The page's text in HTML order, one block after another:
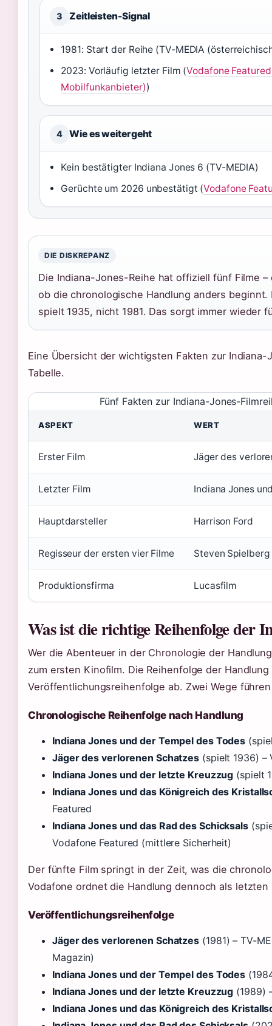
3 Zeitleisten-Signal
1981: Start der Reihe (TV-MEDIA
2023: Vorläufig letzter Film (Vodafone
Mobilfunkanbieter))
4 Wie es weitergeht
Kein bestätigter Indiana Jones 6 (TV-MEDIA)
Gerüchte um 2026 unbestätigt (Vodafone
DIE DISKREPANZ
Die Indiana-Jones-Reihe hat offiziell fünf Filme
ob die chronologische Handlung anders
spielt 1935, nicht 1981. Das sorgt immer wieder
Eine Übersicht der wichtigsten Fakten zur
Tabelle.
Fünf Fakten zur Indiana-Jones-
ASPEKT WERT
Erster Film Jäger des
Letzter Film Indiana Jones
Hauptdarsteller Harrison Ford
Regisseur der ersten vier Filme Steven Spielberg
Produktionsfirma Lucasfilm
Was ist die richtige Reihenfolge der
Wer die Abenteuer in der Chronologie der
zum ersten Kinofilm. Die Reihenfolge der
Veröffentlichungsreihenfolge ab. Zwei Wege
Chronologische Reihenfolge nach Handlung
Indiana Jones und der Tempel des Todes
Jäger des verlorenen Schatzes (spielt 1936) –
Indiana Jones und der letzte Kreuzzug (spielt
Indiana Jones und das Königreich des
Featured
Indiana Jones und das Rad des Schicksals
Vodafone Featured (mittlere Sicherheit)
Der fünfte Film springt in der Zeit, was die
Vodafone ordnet die Handlung dennoch als letzten
Veröffentlichungsreihenfolge
Jäger des verlorenen Schatzes (1981) – TV-
Magazin)
Indiana Jones und der Tempel des Todes
Indiana Jones und der letzte Kreuzzug (1989)
Indiana Jones und das Königreich des